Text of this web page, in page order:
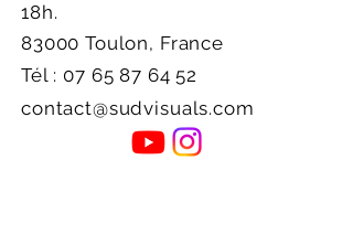
18h.
83000 Toulon, France
Tél : 07 65 87 64 52
contact@sudvisuals.com